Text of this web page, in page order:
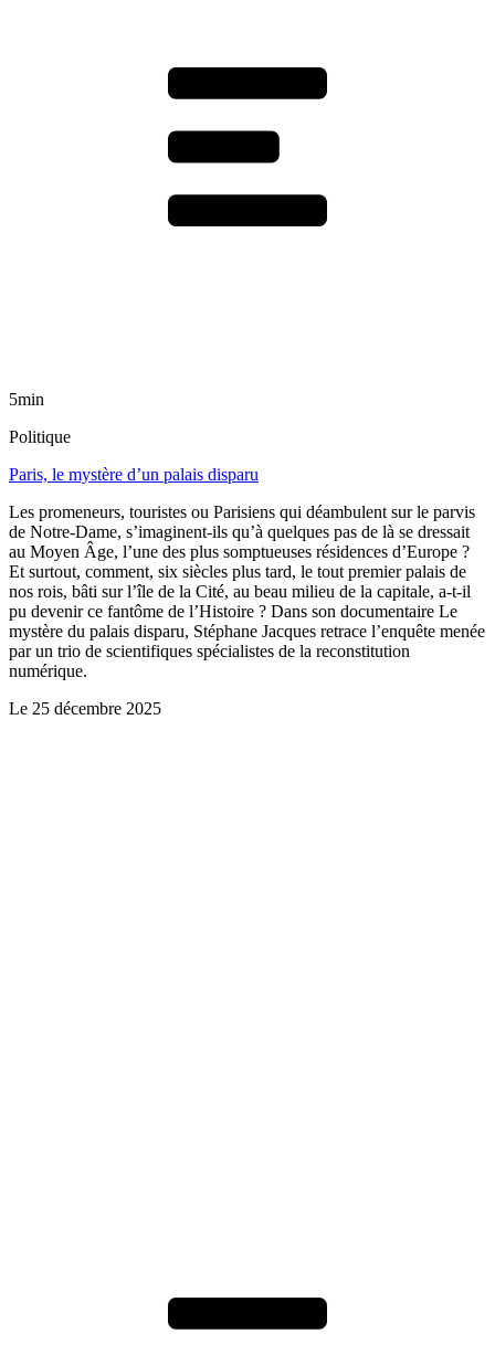
5min
Politique
Paris, le mystère d’un palais disparu
Les promeneurs, touristes ou Parisiens qui déambulent sur le parvis
de Notre-Dame, s’imaginent-ils qu’à quelques pas de là se dressait
au Moyen Âge, l’une des plus somptueuses résidences d’Europe ?
Et surtout, comment, six siècles plus tard, le tout premier palais de
nos rois, bâti sur l’île de la Cité, au beau milieu de la capitale, a-t-il
pu devenir ce fantôme de l’Histoire ? Dans son documentaire Le
mystère du palais disparu, Stéphane Jacques retrace l’enquête menée
par un trio de scientifiques spécialistes de la reconstitution
numérique.
Le 25 décembre 2025